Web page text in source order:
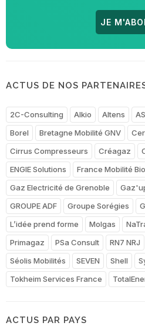
JE
ACTUS DE NOS
2C-Consulting Alkio Altens
Borel
Bretagne Mobilité GNV
Cirrus Compresseurs
Créagaz
ENGIE Solutions
France Mobilité
Gaz Electricité de Grenoble
GROUPE ADF
Groupe Sorégies
L’idée prend forme
Molgas
Primagaz
PSa Consult RN7 NRJ
Séolis Mobilités
SEVEN Shell
Tokheim Services France
ACTUS PAR PAYS